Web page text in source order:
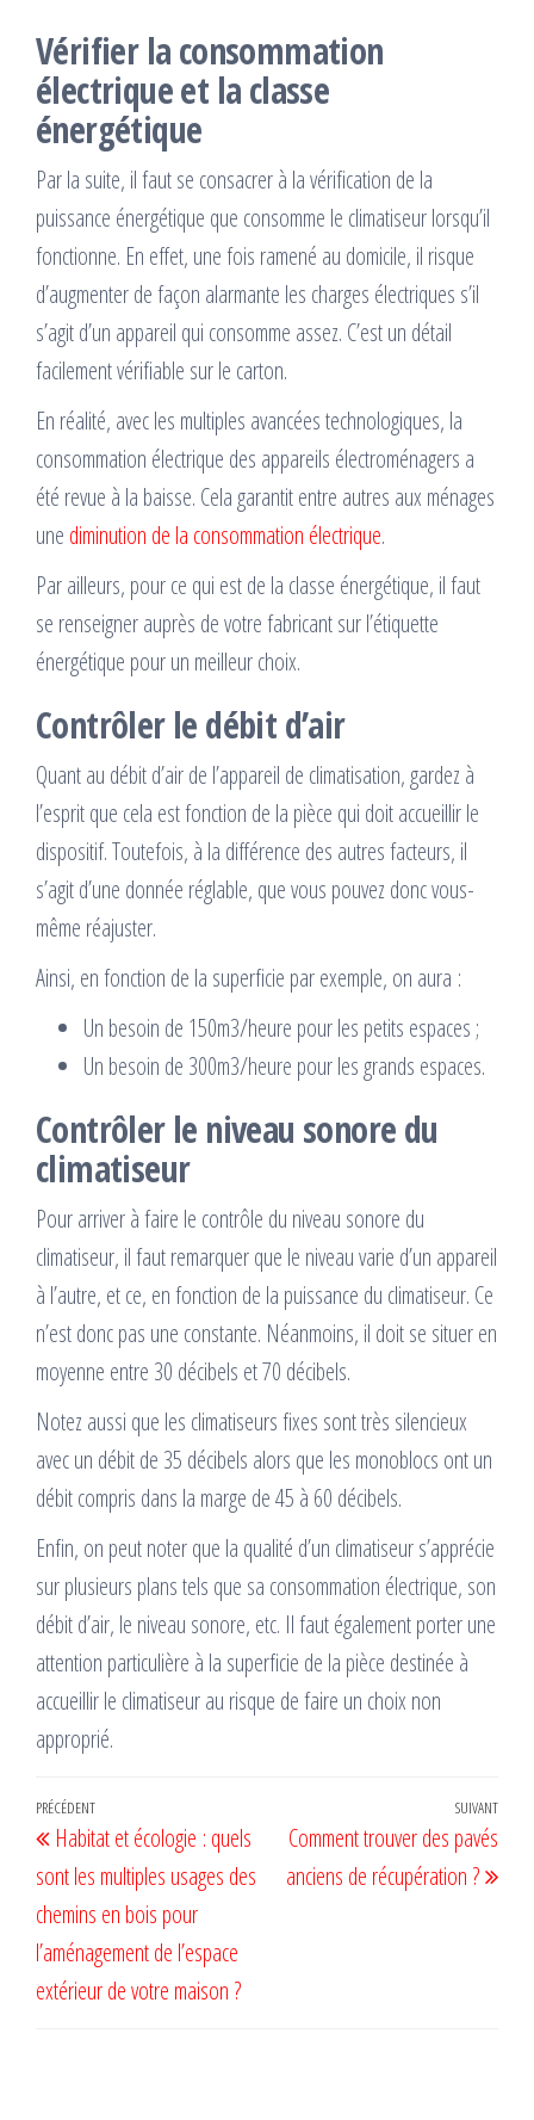
Vérifier la consommation
électrique et la classe
énergétique
Par la suite, il faut se consacrer à la vérification de la
puissance énergétique que consomme le climatiseur lorsqu’il
fonctionne. En effet, une fois ramené au domicile, il risque
d’augmenter de façon alarmante les charges électriques s’il
s’agit d’un appareil qui consomme assez. C’est un détail
facilement vérifiable sur le carton.
En réalité, avec les multiples avancées technologiques, la
consommation électrique des appareils électroménagers a
été revue à la baisse. Cela garantit entre autres aux ménages
une diminution de la consommation électrique.
Par ailleurs, pour ce qui est de la classe énergétique, il faut
se renseigner auprès de votre fabricant sur l’étiquette
énergétique pour un meilleur choix.
Contrôler le débit d’air
Quant au débit d’air de l’appareil de climatisation, gardez à
l’esprit que cela est fonction de la pièce qui doit accueillir le
dispositif. Toutefois, à la différence des autres facteurs, il
s’agit d’une donnée réglable, que vous pouvez donc vous-
même réajuster.
Ainsi, en fonction de la superficie par exemple, on aura :
Un besoin de 150m3/heure pour les petits espaces ;
Un besoin de 300m3/heure pour les grands espaces.
Contrôler le niveau sonore du
climatiseur
Pour arriver à faire le contrôle du niveau sonore du
climatiseur, il faut remarquer que le niveau varie d’un appareil
à l’autre, et ce, en fonction de la puissance du climatiseur. Ce
n’est donc pas une constante. Néanmoins, il doit se situer en
moyenne entre 30 décibels et 70 décibels.
Notez aussi que les climatiseurs fixes sont très silencieux
avec un débit de 35 décibels alors que les monoblocs ont un
débit compris dans la marge de 45 à 60 décibels.
Enfin, on peut noter que la qualité d’un climatiseur s’apprécie
sur plusieurs plans tels que sa consommation électrique, son
débit d’air, le niveau sonore, etc. Il faut également porter une
attention particulière à la superficie de la pièce destinée à
accueillir le climatiseur au risque de faire un choix non
approprié.
Navigation
de
l’article
Article
précédent
PRÉCÉDENT
Habitat et écologie : quels
sont les multiples usages des
chemins en bois pour
l’aménagement de l’espace
extérieur de votre maison ?
SUIVANT
Comment trouver des pavés
anciens de récupération ?